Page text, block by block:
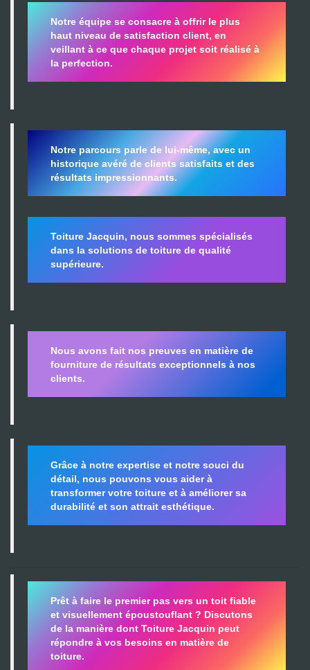
Notre équipe se consacre à offrir le plus
haut niveau de satisfaction client, en
veillant à ce que chaque projet soit réalisé à
la perfection.
Notre parcours parle de lui-même, avec un
historique avéré de clients satisfaits et des
résultats impressionnants.
Toiture Jacquin, nous sommes spécialisés
dans la solutions de toiture de qualité
supérieure.
Nous avons fait nos preuves en matière de
fourniture de résultats exceptionnels à nos
clients.
Grâce à notre expertise et notre souci du
détail, nous pouvons vous aider à
transformer votre toiture et à améliorer sa
durabilité et son attrait esthétique.
Prêt à faire le premier pas vers un toit fiable
et visuellement époustouflant ? Discutons
de la manière dont Toiture Jacquin peut
répondre à vos besoins en matière de
toiture.